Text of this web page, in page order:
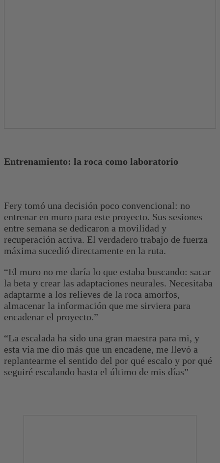
Entrenamiento: la roca como laboratorio
Fery tomó una decisión poco convencional: no
entrenar en muro para este proyecto. Sus sesiones
entre semana se dedicaron a movilidad y
recuperación activa. El verdadero trabajo de fuerza
máxima sucedió directamente en la ruta.
“El muro no me daría lo que estaba buscando: sacar
la beta y crear las adaptaciones neurales. Necesitaba
adaptarme a los relieves de la roca amorfos,
almacenar la información que me sirviera para
encadenar el proyecto.”
“La escalada ha sido una gran maestra para mi, y
esta vía me dio más que un encadene, me llevó a
replantearme el sentido del por qué escalo y por qué
seguiré escalando hasta el último de mis días”